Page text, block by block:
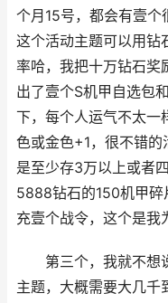
个月15号，都会有壹
这个活动主题可以用钻
率哈，我把十万钻石奖
出了壹个S机甲自选包
下，每个人运气不太一
色或金色+1，很不错
是至少存3万以上或者
5888钻石的150机甲碎
充壹个战令，这个是我
第三个，我就不想
主题，大概需要大几千